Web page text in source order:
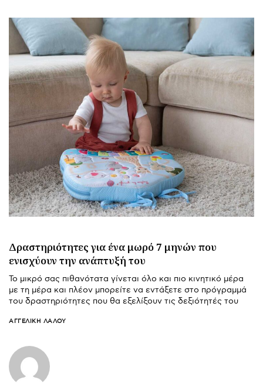
Δραστηριότητες για ένα μωρό 7 μηνών που
ενισχύουν την ανάπτυξή του
Το μικρό σας πιθανότατα γίνεται όλο και πιο κινητικό μέρα
με τη μέρα και πλέον μπορείτε να εντάξετε στο πρόγραμμά
του δραστηριότητες που θα εξελίξουν τις δεξιότητές του
ΑΓΓΕΛΙΚΉ ΛΆΛΟΥ